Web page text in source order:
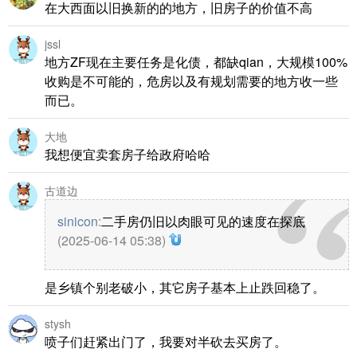
在大西面以旧换新的的地方，旧房子的价值不高
jssl
地方ZF现在主要任务是化债，都缺qian，大规模100%
收购是不可能的，危房以及有规划需要的地方收一些
而已。
大地
我想便宜卖套房子给政府哈哈
古道边
sinicon:二手房仍旧以肉眼可见的速度在探底
(2025-06-14 05:38)
是乡镇个别老破小，其它房子基本上止跌回稳了。
stysh
喷子们赶紧出门了，我要对半砍去买房了。